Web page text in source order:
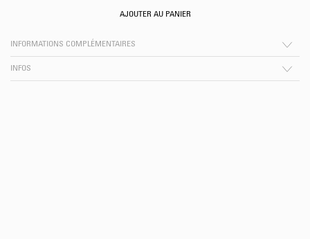
AJOUTER AU PANIER
INFORMATIONS COMPLÉMENTAIRES
INFOS